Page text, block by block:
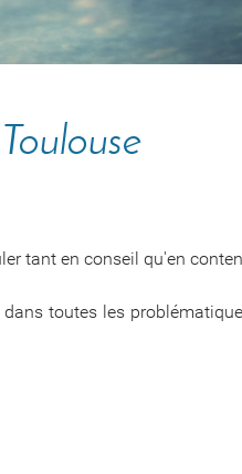
tant en conseil qu'en
toutes les